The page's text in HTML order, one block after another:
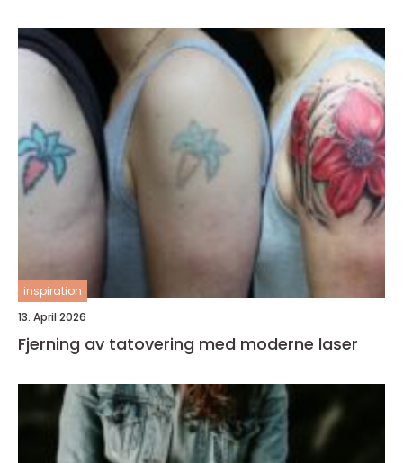
inspiration
13. April 2026
Fjerning av tatovering med moderne laser